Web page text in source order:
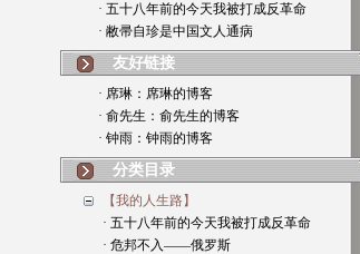
· 五十八年前的今天我被打成反革命
· 敝帚自珍是中国文人通病
友好链接
· 席琳：席琳的博客
· 俞先生：俞先生的博客
· 钟雨：钟雨的博客
分类目录
【我的人生路】
· 五十八年前的今天我被打成反革命
· 危邦不入——俄罗斯